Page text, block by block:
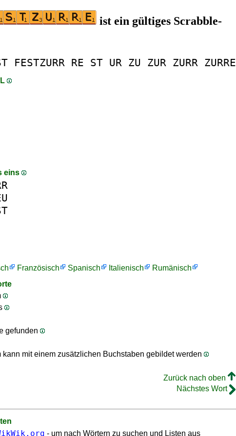
ist ein gültiges Scrabble-
FESTZURR RE ST UR ZU ZUR ZURR ZURRE
eins
Französisch Spanisch Italienisch
Rumänisch
gefunden
kann mit einem zusätzlichen Buchstaben gebildet werden
Zurück nach oben
Nächstes Wort
- um nach Wörtern zu suchen und Listen aus